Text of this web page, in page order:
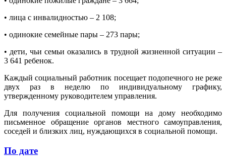
• лица с инвалидностью – 2 108;
• одинокие семейные пары – 273 пары;
• дети, чьи семьи оказались в трудной жизненной ситуации –
3 641 ребенок.
Каждый социальный работник посещает подопечного не реже
двух раз в неделю по индивидуальному графику,
утвержденному руководителем управления.
Для получения социальной помощи на дому необходимо
письменное обращение органов местного самоуправления,
соседей и близких лиц, нуждающихся в социальной помощи.
По дате